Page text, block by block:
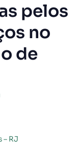
pelos
no
de
– RJ